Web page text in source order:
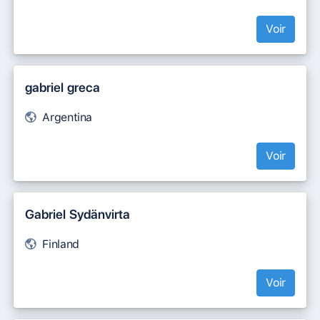
Voir
gabriel greca
Argentina
Voir
Gabriel Sydänvirta
Finland
Voir